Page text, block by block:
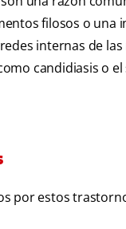
filosos o una
internas de
candidiasis o
por estos